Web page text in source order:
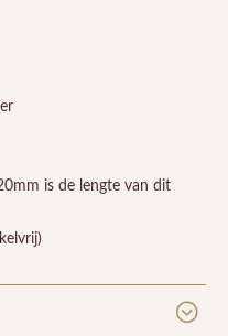
is de lengte van dit